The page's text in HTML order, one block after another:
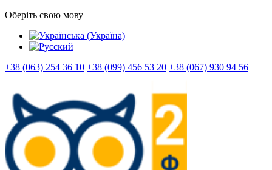
Оберіть свою мову
+38 (063) 254 36 10 +38 (099) 456 53 20 +38 (067) 930 94 56